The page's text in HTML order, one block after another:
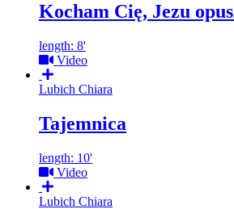
Kocham Cię, Jezu
length: 8'
Video
Lubich Chiara
Tajemnica
length: 10'
Video
Lubich Chiara